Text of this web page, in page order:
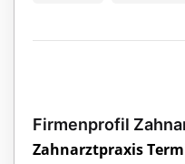
Firmenprofil
Zahnarztpraxis